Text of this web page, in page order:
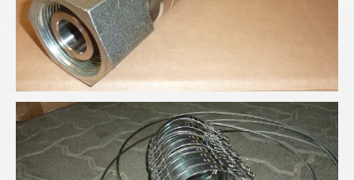
Schlauchfangsicherung